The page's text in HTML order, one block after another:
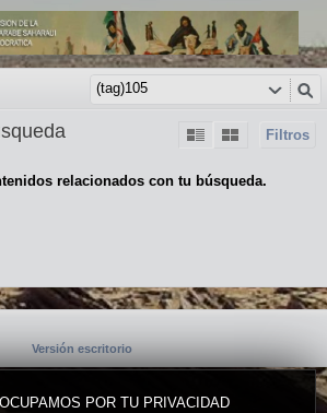
POR TU PRIVACIDAD
Filtros
relacionados con tu búsqueda.
Versión escritorio